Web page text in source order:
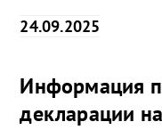
24.09.2025
Информация
декларации